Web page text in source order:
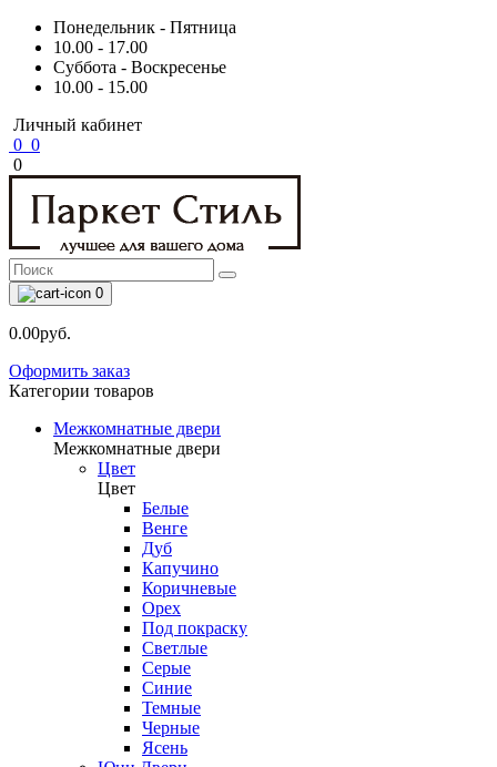
Понедельник - Пятница
10.00 - 17.00
Суббота - Воскресенье
10.00 - 15.00
Личный кабинет
0 0
0
0
0.00руб.
Оформить заказ
Категории товаров
Межкомнатные двери
Межкомнатные двери
Цвет
Цвет
Белые
Венге
Дуб
Капучино
Коричневые
Орех
Под покраску
Светлые
Серые
Синие
Темные
Черные
Ясень